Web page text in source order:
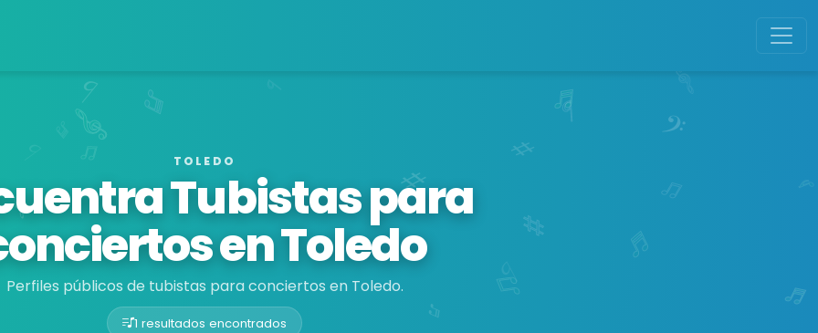
TOLEDO
Tubistas para
en Toledo
Perfiles públicos de tubistas para conciertos en Toledo.
1 resultados encontrados